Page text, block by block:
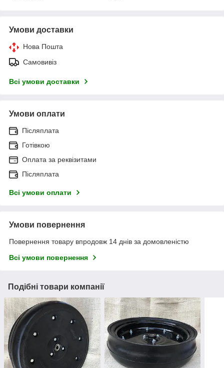
Умови доставки
Нова Пошта
Самовивіз
Всі умови доставки
Умови оплати
Післяплата
Готівкою
Оплата за реквізитами
Післяплата
Всі умови оплати
Умови повернення
Повернення товару впродовж 14 днів за домовленістю
Всі умови повернення
Подібні товари компанії